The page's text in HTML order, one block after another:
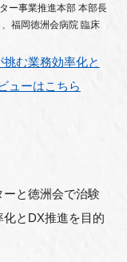
ー事業推進本部 本部長
、福岡徳洲会病院 臨床
む業務効率化と
ューはこちら
ーと徳洲会で治験
とDX推進を目的